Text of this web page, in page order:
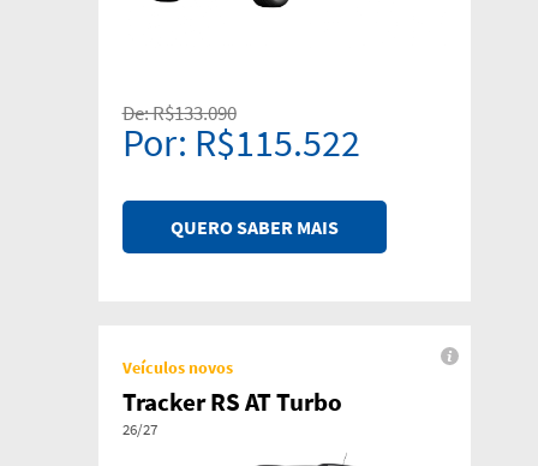
De: R$133.090
Por: R$115.522
QUERO SABER MAIS
Veículos novos
Tracker RS AT Turbo
26/27